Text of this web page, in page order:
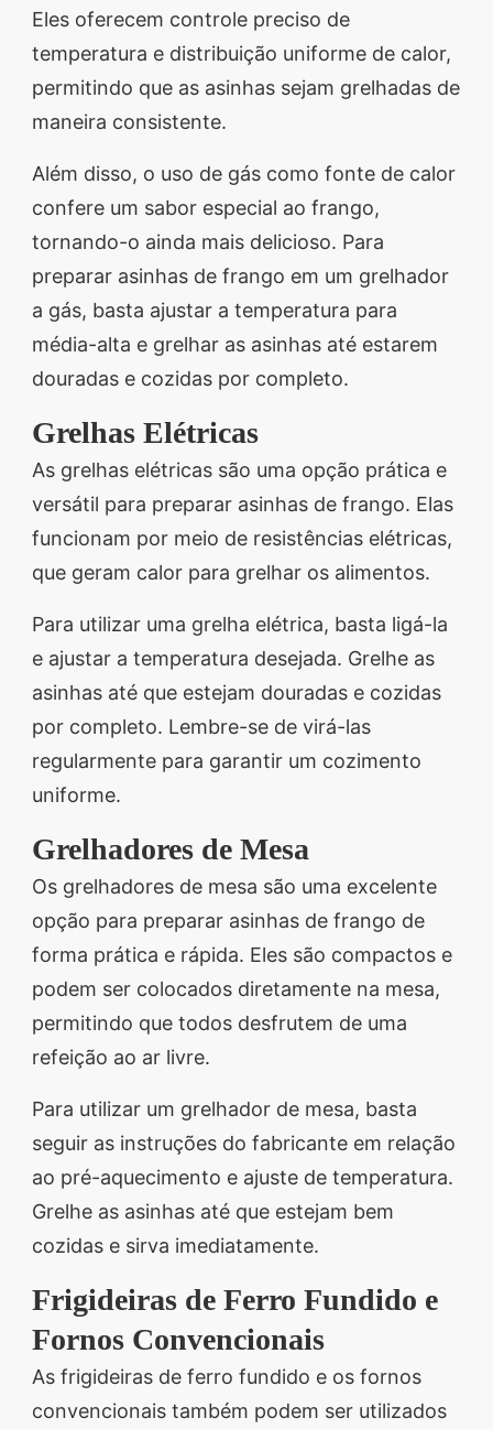
Eles oferecem controle preciso de
temperatura e distribuição uniforme de calor,
permitindo que as asinhas sejam grelhadas de
maneira consistente.
Além disso, o uso de gás como fonte de calor
confere um sabor especial ao frango,
tornando-o ainda mais delicioso. Para
preparar asinhas de frango em um grelhador
a gás, basta ajustar a temperatura para
média-alta e grelhar as asinhas até estarem
douradas e cozidas por completo.
Grelhas Elétricas
As grelhas elétricas são uma opção prática e
versátil para preparar asinhas de frango. Elas
funcionam por meio de resistências elétricas,
que geram calor para grelhar os alimentos.
Para utilizar uma grelha elétrica, basta ligá-la
e ajustar a temperatura desejada. Grelhe as
asinhas até que estejam douradas e cozidas
por completo. Lembre-se de virá-las
regularmente para garantir um cozimento
uniforme.
Grelhadores de Mesa
Os grelhadores de mesa são uma excelente
opção para preparar asinhas de frango de
forma prática e rápida. Eles são compactos e
podem ser colocados diretamente na mesa,
permitindo que todos desfrutem de uma
refeição ao ar livre.
Para utilizar um grelhador de mesa, basta
seguir as instruções do fabricante em relação
ao pré-aquecimento e ajuste de temperatura.
Grelhe as asinhas até que estejam bem
cozidas e sirva imediatamente.
Frigideiras de Ferro Fundido e
Fornos Convencionais
As frigideiras de ferro fundido e os fornos
convencionais também podem ser utilizados